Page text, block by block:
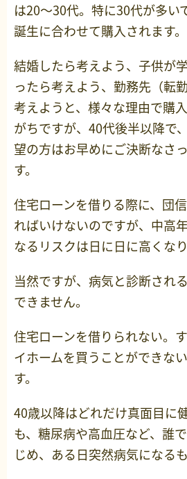
は20～30代。特に30代が多い
誕生に合わせて購入されます。
結婚したら考えよう、子供が
ったら考えよう、勤務先（転
考えようと、様々な理由で購
がちですが、40代後半以降で
望の方はお早めにご決断なさ
す。
住宅ローンを借りる際に、団
ればいけないのですが、中高
なるリスクは日に日に高くなり
当然ですが、病気と診断され
できません。
住宅ローンを借りられない。
イホームを買うことができな
す。
40歳以降はどれだけ真面目に
も、糖尿病や高血圧など、誰
じめ、ある日突然病気になるも